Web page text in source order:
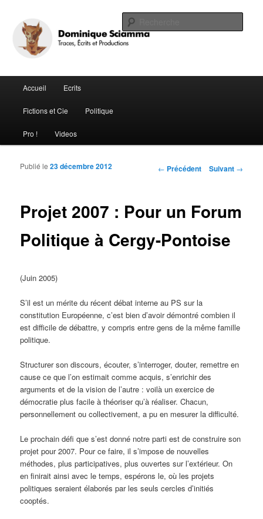
Le Site de Dominique Sciamma
Aller au contenu principal
Aller au contenu secondaire
Accueil Ecrits
Fictions et Cie Politique
Pro ! Videos
Navigation des articles
← Précédent Suivant →
Projet 2007 : Pour un Forum
Politique à Cergy-Pontoise
Publié le23 décembre 2012
(Juin 2005)
S’il est un mérite du récent débat interne au PS sur la
constitution Européenne, c’est bien d’avoir démontré combien il
est difficile de débattre, y compris entre gens de la même famille
politique.
Structurer son discours, écouter, s’interroger, douter, remettre en
cause ce que l’on estimait comme acquis, s’enrichir des
arguments et de la vision de l’autre : voilà un exercice de
démocratie plus facile à théoriser qu’à réaliser. Chacun,
personnellement ou collectivement, a pu en mesurer la difficulté.
Le prochain défi que s’est donné notre parti est de construire son
projet pour 2007. Pour ce faire, il s’impose de nouvelles
méthodes, plus participatives, plus ouvertes sur l’extérieur. On
en finirait ainsi avec le temps, espérons le, où les projets
politiques seraient élaborés par les seuls cercles d’initiés
cooptés.